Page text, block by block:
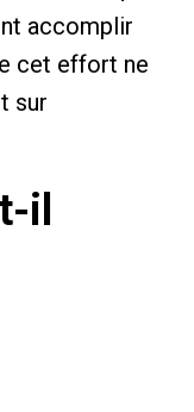
accomplir
cet effort ne
sur
il